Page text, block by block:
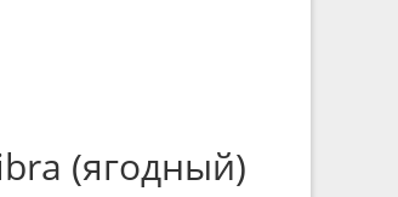
(ягодный)